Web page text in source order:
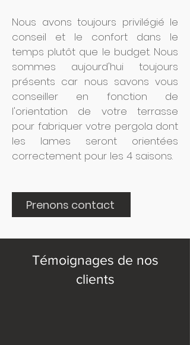
Nous avons toujours privilégié le
conseil et le confort dans le
temps plutôt que le budget. Nous
sommes aujourd'hui toujours
présents car nous savons vous
conseiller en fonction de
l'orientation de votre terrasse
pour fabriquer votre pergola dont
les lames seront orientées
correctement pour les 4 saisons.
Prenons contact
Témoignages de nos
clients